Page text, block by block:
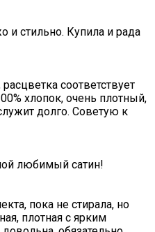
и стильно. Купила и рада
соответствует
хлопок, очень плотный,
долго. Советую к
любимый сатин!
пока не стирала, но
плотная с ярким